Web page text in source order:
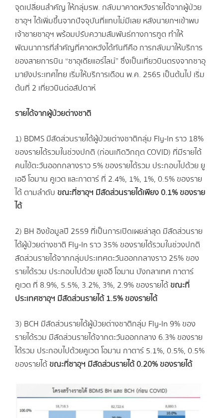
จุดเปลี่ยนสำคัญ ให้กลุ่มรพ. กลับมาคาดหวังรายได้จากผู้ป่วย
ซาอุฯ ได้เพิ่มขึ้นจากปัจจุบันที่แทบไม่มีเลย หลังนายกฯเข้าพบ
เจ้าชายซาอุฯ พร้อมปรับความสัมพันธ์ทางการฑูต ทำให้
พัฒนาการที่สำคัญที่คาดหวังได้ทันทีคือ การกลับมาให้บริการ
ของสายการบิน “ซาอุเดียแอร์ไลน์” ซึ่งเป็นเที่ยวบินตรงจากซาอุ
มายังประเทศไทย เริ่มให้บริการเดือน พ.ค. 2565 เป็นต้นไป เริ่ม
ต้นที่ 2 เที่ยวบินต่อสัปดาห์
รายได้จากผู้ป่วยต่างชาติ
1) BDMS มีสัดส่วนรายได้ผู้ป่วยต่างชาติกลุ่ม Fly-In ราว 18%
ของรายได้รวมในช่วงปกติ (ก่อนเกิดวิกฤต COVID) ที่มีรายได้
คนไข้ตะวันออกกลางราว 5% ของรายได้รวม ประกอบไปด้วย ยู
เออี โอมาน คูเวต และกาตาร์ ที่ 2.4%, 1%, 1%, 0.5% ของราย
ได้ ตามลำดับ ขณะที่ซาอุฯ มีสัดส่วนรายได้เพียง0.1% ของราย
ได้
2) BH อิงข้อมูลปี 2559 ที่เป็นการเปิดเผยล่าสุด มีสัดส่วนราย
ได้ผู้ป่วยต่างชาติ Fly-In ราว 35% ของรายได้รวมในช่วงปกติ
สัดส่วนรายได้จากกลุ่มประเทศตะวันออกกลางราว 25% ของ
รายได้รวม ประกอบไปด้วย ยูเออี โอมาน บังกลาเทศ กาตาร์
คูเวต ที่ 8.9%, 5.5%, 3.2%, 3%, 2.9% ของรายได้ขณะที่
ประเทศซาอุฯ มีสัดส่วนรายได้1.5% ของรายได้
3) BCH มีสัดส่วนรายได้ผู้ป่วยต่างชาติกลุ่ม Fly-In 9% ของ
รายได้รวม มีสัดส่วนรายได้จากตะวันออกกลาง 6.3% ของราย
ได้รวม ประกอบไปด้วยคูเวต โอมาน กาตาร์ 5.1%, 0.5%, 0.5%
ของรายได้ขณะที่ซาอุฯ มีสัดส่วนรายได้0.20% ของรายได้